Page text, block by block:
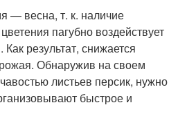
— весна, т. к. наличие
пагубно воздействует
результат, снижается
Обнаружив на своем
листьев персик, нужно
быстрое и